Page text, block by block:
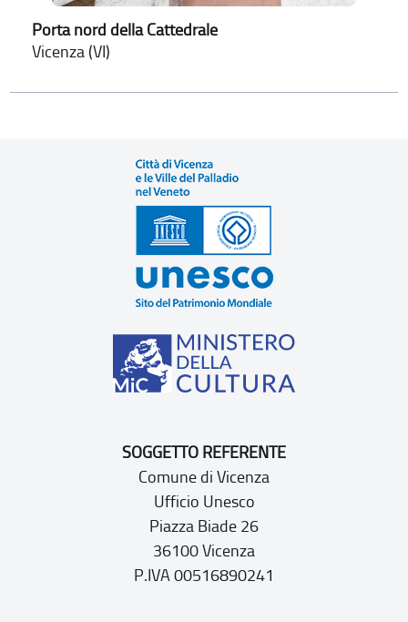
Porta nord della Cattedrale
Vicenza (VI)
SOGGETTO REFERENTE
Comune di Vicenza
Ufficio Unesco
Piazza Biade 26
36100 Vicenza
P.IVA 00516890241